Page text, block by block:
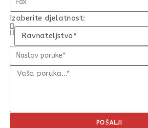
Izaberite djelatnost:
POŠALJI